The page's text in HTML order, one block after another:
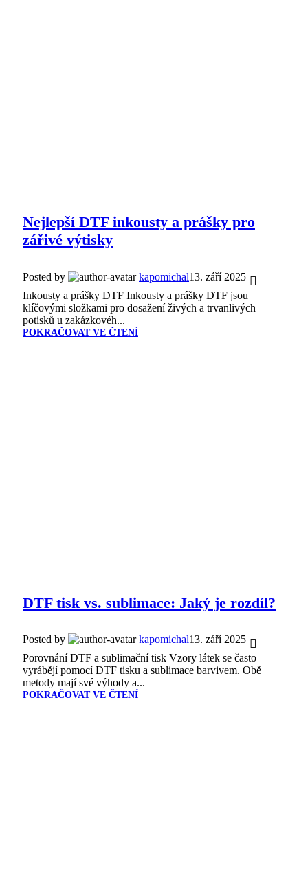
Nejlepší DTF inkousty a prášky pro
zářivé výtisky
Posted by kapomichal13. září 2025
Inkousty a prášky DTF Inkousty a prášky DTF jsou
klíčovými složkami pro dosažení živých a trvanlivých
potisků u zakázkovéh...
POKRAČOVAT VE ČTENÍ
DTF tisk vs. sublimace: Jaký je rozdíl?
Posted by kapomichal13. září 2025
Porovnání DTF a sublimační tisk Vzory látek se často
vyrábějí pomocí DTF tisku a sublimace barvivem. Obě
metody mají své výhody a...
POKRAČOVAT VE ČTENÍ